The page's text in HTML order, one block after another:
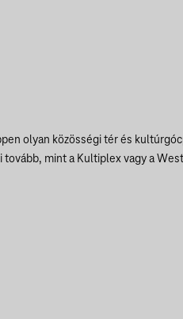
olyan közösségi tér és
mint a Kultiplex vagy a West